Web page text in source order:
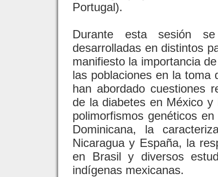
Portugal).
Durante esta sesión se
desarrolladas en distintos
manifiesto la importancia
las poblaciones en la toma
han abordado cuestiones
de la diabetes en México
polimorfismos genéticos
Dominicana, la
Nicaragua y España, la
en Brasil y diversos
indígenas mexicanas.